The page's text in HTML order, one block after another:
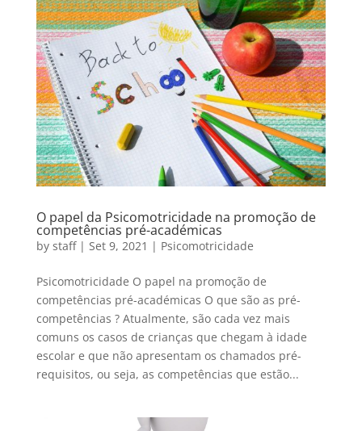
O papel da Psicomotricidade na promoção de
competências pré-académicas
by staff| Set 9, 2021 | Psicomotricidade
Psicomotricidade O papel na promoção de
competências pré-académicas O que são as pré-
competências ? Atualmente, são cada vez mais
comuns os casos de crianças que chegam à idade
escolar e que não apresentam os chamados pré-
requisitos, ou seja, as competências que estão...